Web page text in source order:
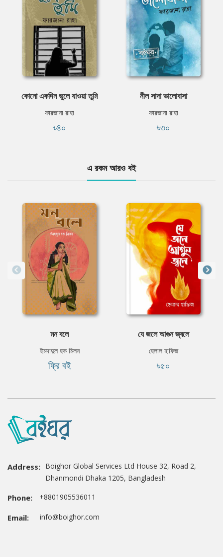
কোনো একদিন ভুলে যাওয়া তুমি
ফারজানা রাহা
৳৪০
নীল সাদা ভালোবাসা
ফারজানা রাহা
৳৩০
এ রকম আরও বই
মন বলে
ইমদাদুল হক মিলন
ফ্রি বই
যে জলে আগুন জ্বলে
হেলাল হাফিজ
৳৫০
Address: Boighor Global Services Ltd House 32, Road 2,
Dhanmondi Dhaka 1205, Bangladesh
Phone: +8801905536011
Email: info@boighor.com